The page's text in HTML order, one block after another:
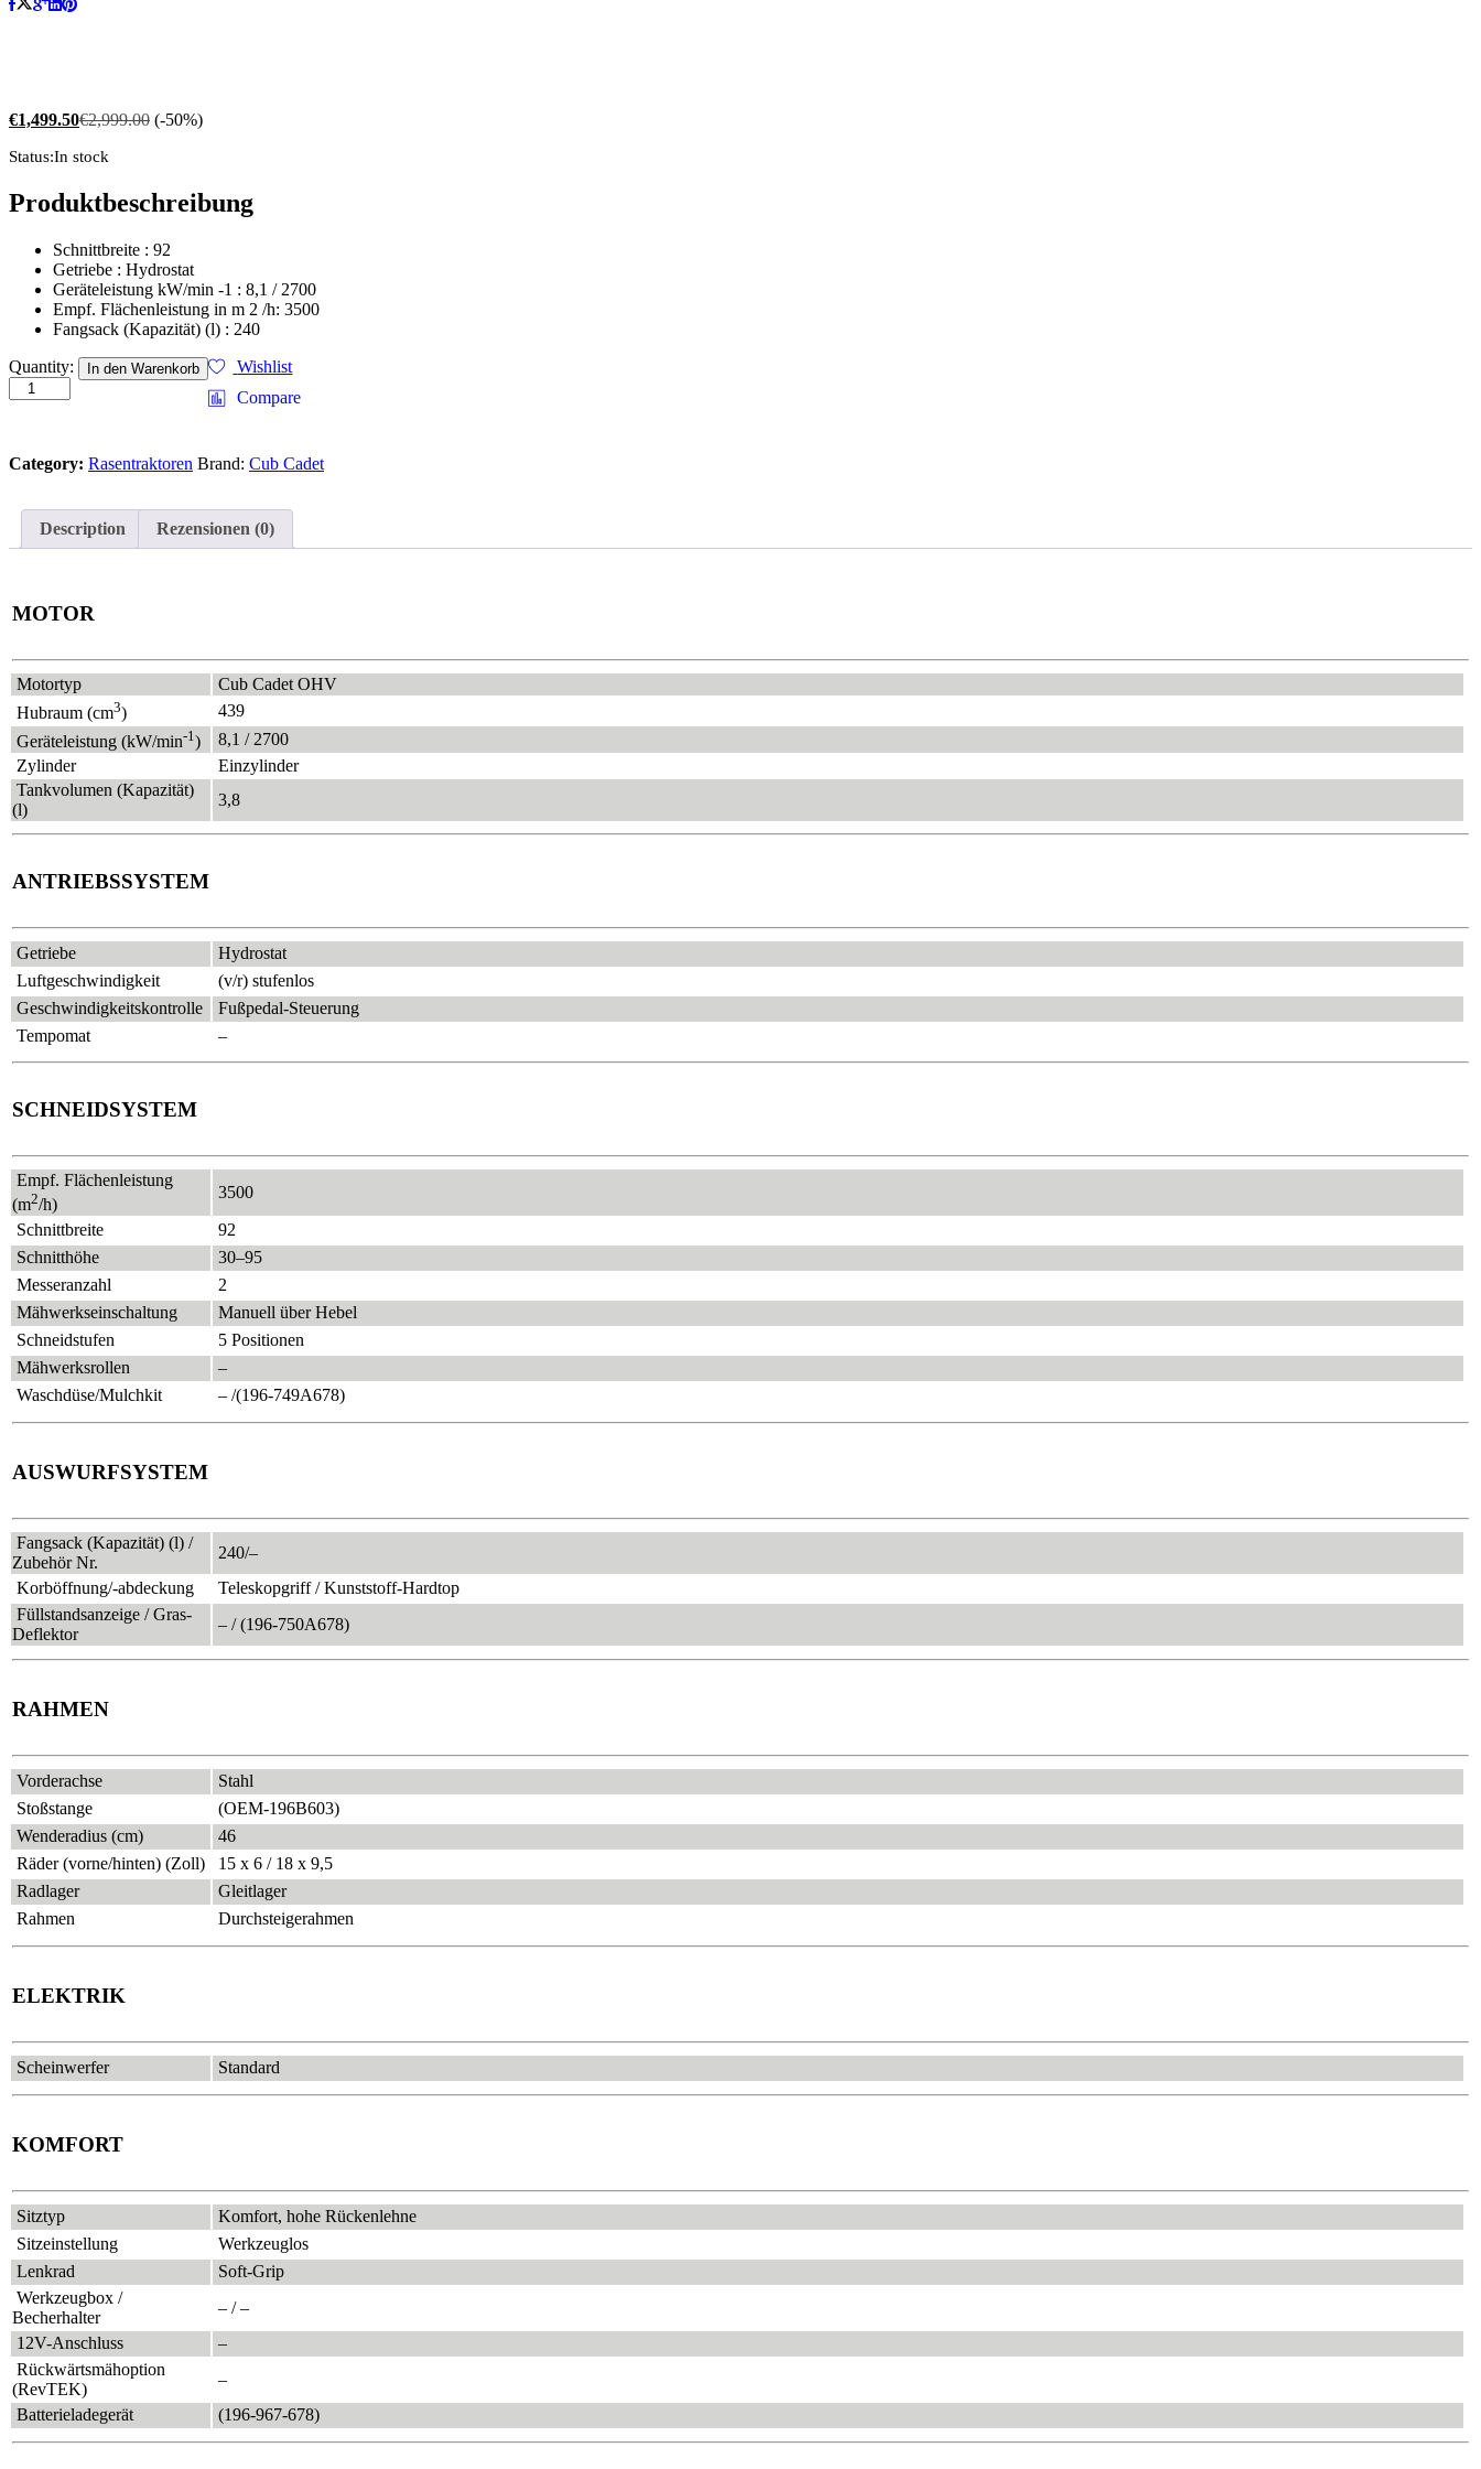
€1,499.50€2,999.00 (-50%)
Status:In stock
Produktbeschreibung
Schnittbreite : 92
Getriebe : Hydrostat
Geräteleistung kW/min -1 : 8,1 / 2700
Empf. Flächenleistung in m 2 /h: 3500
Fangsack (Kapazität) (l) : 240
Cub
Cadet
Rasentraktor
quantity
Quantity: In den Warenkorb
Wishlist
Compare
Category: Rasentraktoren Brand: Cub Cadet
Description Rezensionen (0)
MOTOR
Motortyp
Cub Cadet OHV
Hubraum (cm3)
439
Geräteleistung (kW/min-1)
8,1 / 2700
Zylinder
Einzylinder
Tankvolumen (Kapazität)
(l)
3,8
ANTRIEBSSYSTEM
Getriebe
Hydrostat
Luftgeschwindigkeit
(v/r) stufenlos
Geschwindigkeitskontrolle
Fußpedal-Steuerung
Tempomat
–
SCHNEIDSYSTEM
Empf. Flächenleistung
(m2/h)
3500
Schnittbreite
92
Schnitthöhe
30–95
Messeranzahl
2
Mähwerkseinschaltung
Manuell über Hebel
Schneidstufen
5 Positionen
Mähwerksrollen
–
Waschdüse/Mulchkit
– /(196-749A678)
AUSWURFSYSTEM
Fangsack (Kapazität) (l) /
Zubehör Nr.
240/–
Korböffnung/-abdeckung
Teleskopgriff / Kunststoff-Hardtop
Füllstandsanzeige / Gras-
Deflektor
– / (196-750A678)
RAHMEN
Vorderachse
Stahl
Stoßstange
(OEM-196B603)
Wenderadius (cm)
46
Räder (vorne/hinten) (Zoll)
15 x 6 / 18 x 9,5
Radlager
Gleitlager
Rahmen
Durchsteigerahmen
ELEKTRIK
Scheinwerfer Standard
KOMFORT
Sitztyp
Komfort, hohe Rückenlehne
Sitzeinstellung
Werkzeuglos
Lenkrad
Soft-Grip
Werkzeugbox /
Becherhalter
– / –
12V-Anschluss
–
Rückwärtsmähoption
(RevTEK)
–
Batterieladegerät
(196-967-678)